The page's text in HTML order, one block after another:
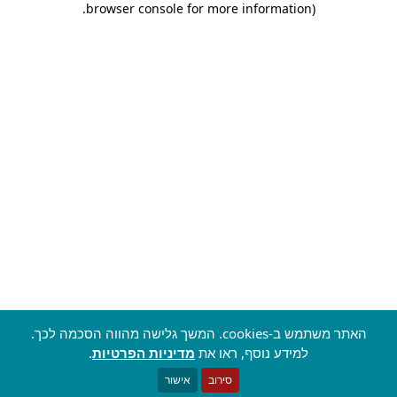
browser console for more information)
.
האתר משתמש ב-cookies. המשך גלישה מהווה הסכמה לכך.
למידע נוסף, ראו את מדיניות הפרטיות.
סירוב אישור